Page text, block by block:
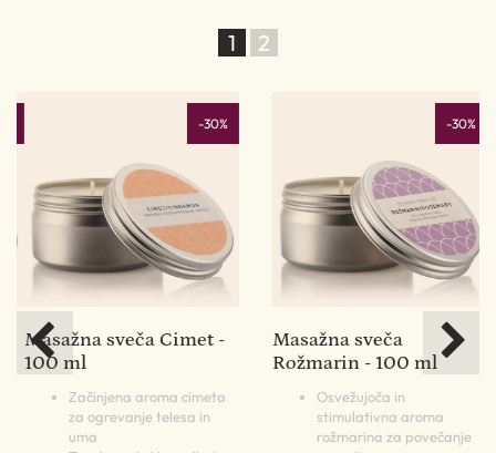
1 2
-30%
Masažna sveča Cimet -
100 ml
Začinjena aroma cimeta
za ogrevanje telesa in
uma
-30%
Masažna sveča
Rožmarin - 100 ml
Osvežujoča in
stimulativna aroma
rožmarina za povečanje